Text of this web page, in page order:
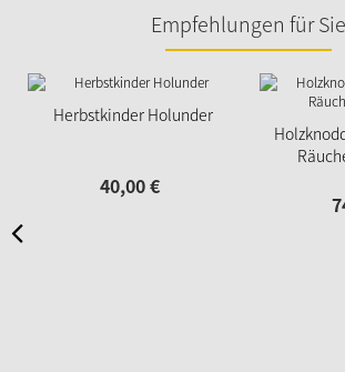
Empfehlungen für Sie
Herbstkinder Holunder
40,00€